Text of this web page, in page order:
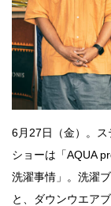
6月27日（金）。
ショーは「AQUA
洗濯事情」。洗濯
と、ダウンウエア